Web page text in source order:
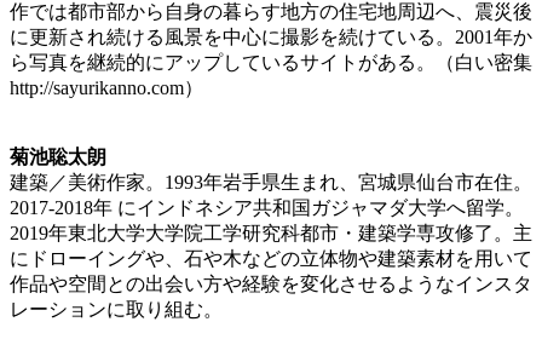
作では都市部から自身の暮らす地方の住宅地周辺へ、震災後
に更新され続ける風景を中心に撮影を続けている。2001年か
ら写真を継続的にアップしているサイトがある。（白い密集
http://sayurikanno.com）
菊池聡太朗
建築／美術作家。1993年岩手県生まれ、宮城県仙台市在住。
2017-2018年 にインドネシア共和国ガジャマダ大学へ留学。
2019年東北大学大学院工学研究科都市・建築学専攻修了。主
にドローイングや、石や木などの立体物や建築素材を用いて
作品や空間との出会い方や経験を変化させるようなインスタ
レーションに取り組む。